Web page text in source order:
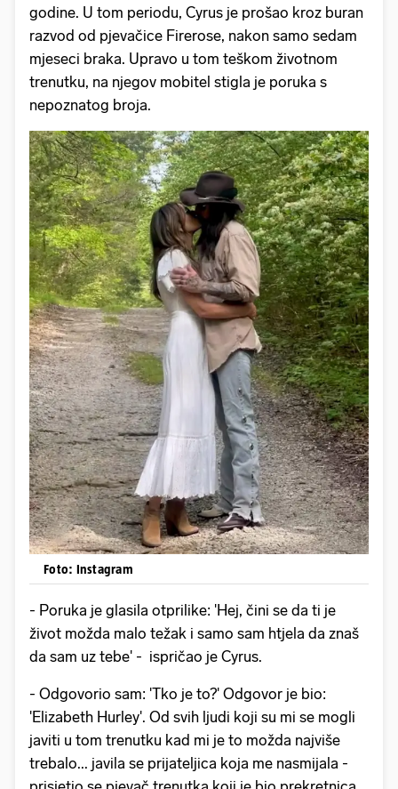
godine. U tom periodu, Cyrus je prošao kroz buran
razvod od pjevačice Firerose, nakon samo sedam
mjeseci braka. Upravo u tom teškom životnom
trenutku, na njegov mobitel stigla je poruka s
nepoznatog broja.
Foto: Instagram
- Poruka je glasila otprilike: 'Hej, čini se da ti je
život možda malo težak i samo sam htjela da znaš
da sam uz tebe' - ispričao je Cyrus.
- Odgovorio sam: 'Tko je to?' Odgovor je bio:
'Elizabeth Hurley'. Od svih ljudi koji su mi se mogli
javiti u tom trenutku kad mi je to možda najviše
trebalo... javila se prijateljica koja me nasmijala -